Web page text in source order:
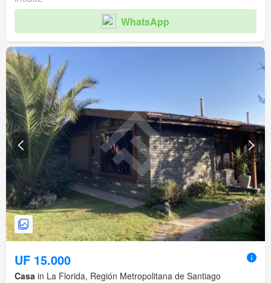
WhatsApp
UF 15.000
Casa in La Florida, Región Metropolitana de Santiago